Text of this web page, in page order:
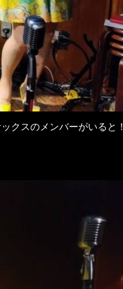
クスのメンバーがいると！